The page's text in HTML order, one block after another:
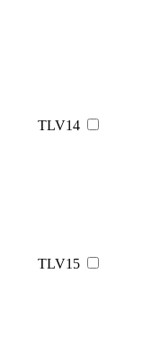
TLV14
TLV15